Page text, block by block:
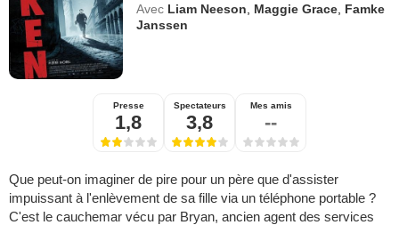
Avec Liam Neeson Maggie Grace Famke
Janssen
Presse
1,8
Spectateurs
3,8
Mes amis
--
Que peut-on imaginer de pire pour un père que d'assister
impuissant à l'enlèvement de sa fille via un téléphone portable ?
C'est le cauchemar vécu par Bryan, ancien agent des services